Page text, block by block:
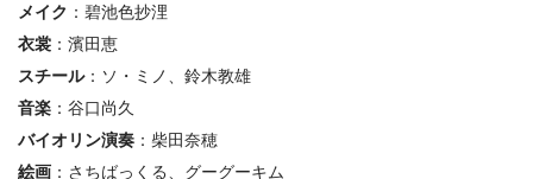
メイク ：碧池⾊抄浬
⾐裳 ：濱⽥恵
スチール：ソ・ミノ、鈴⽊教雄
⾳楽 ：谷口尚久
バイオリン演奏 ：柴⽥奈穂
絵画 ：さちばっくる、グーグーキム